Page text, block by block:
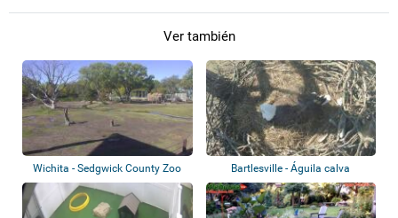
Ver también
Wichita - Sedgwick County Zoo Bartlesville - Águila calva